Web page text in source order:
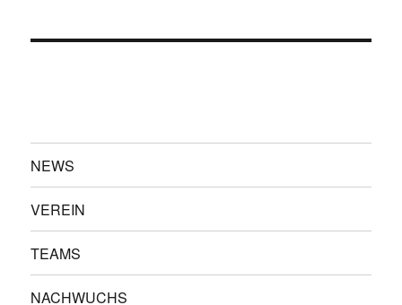
NEWS
VEREIN
TEAMS
NACHWUCHS